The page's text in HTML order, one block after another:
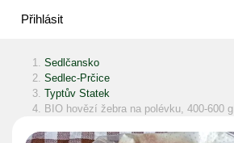
Přihlásit
Sedlčansko
Sedlec-Prčice
Typtův Statek
BIO hovězí žebra na polévku, 400-600 g